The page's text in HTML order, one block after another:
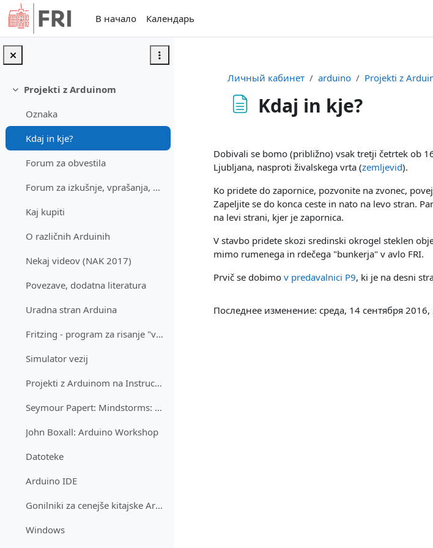
Перейти к основному содержанию
В начало
Календарь
Свернуть
Projekti z Arduinom
Oznaka
Kdaj in kje?
Forum za obvestila
Forum za izkušnje, vprašanja, debato...
Kaj kupiti
O različnih Arduinih
Nekaj videov (NAK 2017)
Povezave, dodatna literatura
Uradna stran Arduina
Fritzing - program za risanje "vezij"
Simulator vezij
Projekti z Arduinom na Instructables
Seymour Papert: Mindstorms: Children, Computers, and Powerful Ideas
John Boxall: Arduino Workshop
Datoteke
Arduino IDE
Gonilniki za cenejše kitajske Arduine (CH340)
Windows
Личный кабинет arduino Projekti z
Kdaj in kje?
Dobivali se bomo (približno) vsak tretji četrtek ob
Ljubljana, nasproti živalskega vrta (zemljevid).
Ko pridete do zapornice, pozvonite na zvonec,
Zapeljite se do konca ceste in nato na levo stran.
na levi strani, kjer je zapornica.
V stavbo pridete skozi sredinski okrogel steklen
mimo rumenega in rdečega "bunkerja" v avlo FRI.
Prvič se dobimo v predavalnici P9, ki je na desni
Последнее изменение: среда, 14 сентября 2016,